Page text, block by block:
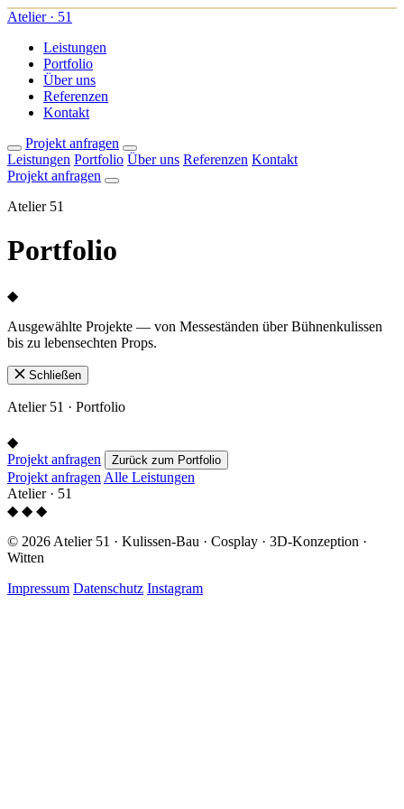
Atelier · 51
Leistungen
Portfolio
Über uns
Referenzen
Kontakt
Projekt anfragen
Leistungen Portfolio Über uns Referenzen Kontakt
Projekt anfragen
Atelier 51
Portfolio
◆
Ausgewählte Projekte — von Messeständen über Bühnenkulissen
bis zu lebensechten Props.
Schließen
Atelier 51 · Portfolio
◆
Projekt anfragen
Zurück zum Portfolio
Projekt anfragen Alle Leistungen
Atelier · 51
◆ ◆ ◆
© 2026 Atelier 51 · Kulissen-Bau · Cosplay · 3D-Konzeption ·
Witten
Impressum Datenschutz Instagram